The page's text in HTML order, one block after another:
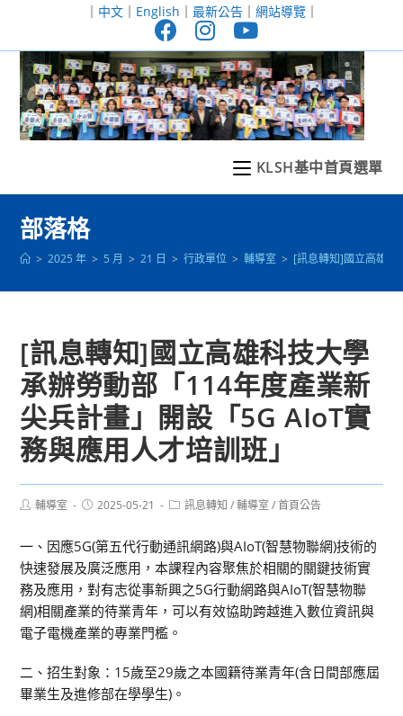
至
｜ 中文｜ English ｜ 最新公告｜ 網站導覽｜
KLSH基中首頁選單
部落格
> 2025 年 > 5 月 > 21 日 > 行政單位 > 輔導室 > [訊息轉知]國立高雄科
[訊息轉知]國立高雄科技大學
承辦勞動部「114年度產業新
尖兵計畫」開設「5G AIoT實
務與應用人才培訓班」
Post輔導室
Post2025-05-21
Post訊息轉知 / 輔導室 / 首頁公告
一、因應5G(第五代行動通訊網路)與AIoT(智慧物聯網)技術的
快速發展及廣泛應用，本課程內容聚焦於相關的關鍵技術實
務及應用，對有志從事新興之5G行動網路與AIoT(智慧物聯
網)相關產業的待業青年，可以有效協助跨越進入數位資訊與
電子電機產業的專業門檻。
二、招生對象：15歲至29歲之本國籍待業青年(含日間部應屆
畢業生及進修部在學學生)。